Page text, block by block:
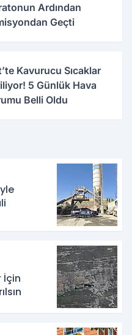
Ardından
Geçti
Kavurucu Sıcaklar
5 Günlük Hava
Belli Oldu
İçin